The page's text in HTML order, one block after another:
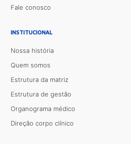
Fale conosco
INSTITUCIONAL
Nossa história
Quem somos
Estrutura da matriz
Estrutura de gestão
Organograma médico
Direção corpo clínico